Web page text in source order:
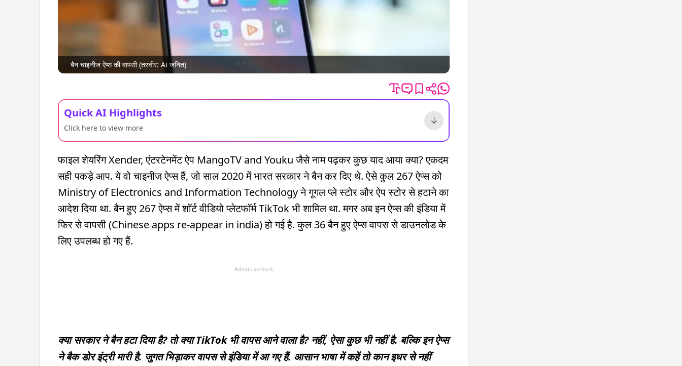
बैन चाइनीज ऐप्स की वापसी (तस्वीर: Ai जनित)
Quick AI Highlights
Click here to view more
फाइल शेयरिंग Xender, एंटरटेनमेंट ऐप MangoTV and Youku जैसे नाम पढ़कर कुछ याद आया क्या? एकदम
सही पकड़े आप. ये वो चाइनीज ऐप्स हैं, जो साल 2020 में भारत सरकार ने बैन कर दिए थे. ऐसे कुल 267 ऐप्स को
Ministry of Electronics and Information Technology ने गूगल प्ले स्टोर और ऐप स्टोर से हटाने का
आदेश दिया था. बैन हुए 267 ऐप्स में शॉर्ट वीडियो प्लेटफॉर्म TikTok भी शामिल था. मगर अब इन ऐप्स की इंडिया में
फिर से वापसी (Chinese apps re-appear in india) हो गई है. कुल 36 बैन हुए ऐप्स वापस से डाउनलोड के
लिए उपलब्ध हो गए हैं.
Advertisement
क्या सरकार ने बैन हटा दिया है? तो क्या TikTok भी वापस आने वाला है? नहीं, ऐसा कुछ भी नहीं है. बल्कि इन ऐप्स
ने बैक डोर इंट्री मारी है. जुगत भिड़ाकर वापस से इंडिया में आ गए हैं. आसान भाषा में कहें तो कान इधर से नहीं